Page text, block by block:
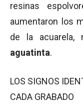
resinas
aumentaron los
de la acuarela,
aguatinta.
LOS SIGNOS
CADA GRABADO